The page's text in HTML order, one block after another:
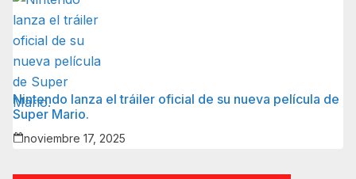
Nintendo lanza el tráiler oficial de su nueva película de
Super Mario.
noviembre 17, 2025